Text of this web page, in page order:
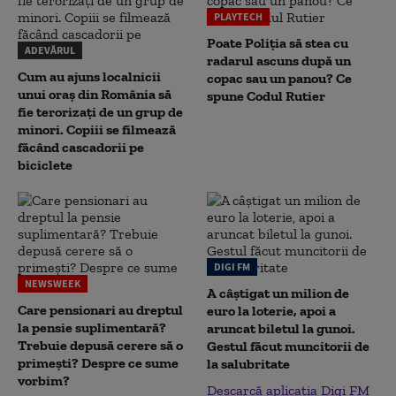
ADEVĂRUL
Cum au ajuns localnicii
unui oraș din România să
fie terorizați de un grup de
minori. Copiii se filmează
făcând cascadorii pe
biciclete
PLAYTECH
Poate Poliția să stea cu
radarul ascuns după un
copac sau un panou? Ce
spune Codul Rutier
NEWSWEEK
Care pensionari au dreptul
la pensie suplimentară?
Trebuie depusă cerere să o
primești? Despre ce sume
vorbim?
DIGI FM
A câștigat un milion de
euro la loterie, apoi a
aruncat biletul la gunoi.
Gestul făcut muncitorii de
la salubritate
Descarcă aplicația Digi FM